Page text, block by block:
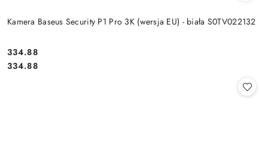
Kamera Baseus Security P1 Pro 3K (wersja EU) - biała S0TV022132
Cena:
334.88
Cena:
334.88